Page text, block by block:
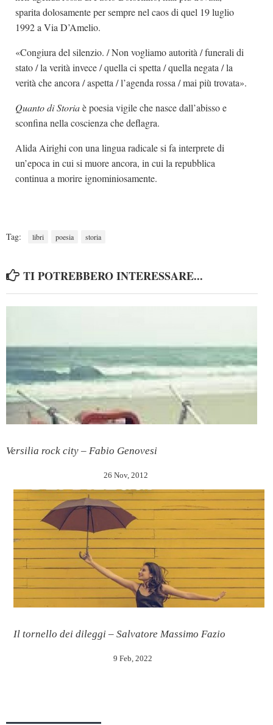
sparita dolosamente per sempre nel caos di quel 19 luglio
1992 a Via D’Amelio.
«Congiura del silenzio. / Non vogliamo autorità / funerali di
stato / la verità invece / quella ci spetta / quella negata / la
verità che ancora / aspetta / l’agenda rossa / mai più trovata».
Quanto di Storiaè poesia vigile che nasce dall’abisso e
sconfina nella coscienza che deflagra.
Alida Airighi con una lingua radicale si fa interprete di
un’epoca in cui si muore ancora, in cui la repubblica
continua a morire ignominiosamente.
Tag: libri poesia storia
TI POTREBBERO INTERESSARE...
Versilia rock city – Fabio Genovesi
26 Nov, 2012
Il tornello dei dileggi – Salvatore Massimo Fazio
9 Feb, 2022